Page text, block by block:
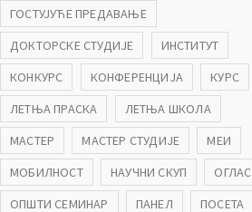
ГОСТУЈУЋЕ ПРЕДАВАЊЕ
ДОКТОРСКЕ СТУДИЈЕ
ИНСТИТУТ
КОНКУРС
КОНФЕРЕНЦИЈА
КУРС
ЛЕТЊА ПРАСКА
ЛЕТЊА ШКОЛА
МАСТЕР
МАСТЕР СТУДИЈЕ
МЕИ
МОБИЛНОСТ
НАУЧНИ СКУП
ОГЛАС
ОПШТИ СЕМИНАР
ПАНЕЛ
ПОСЕТА